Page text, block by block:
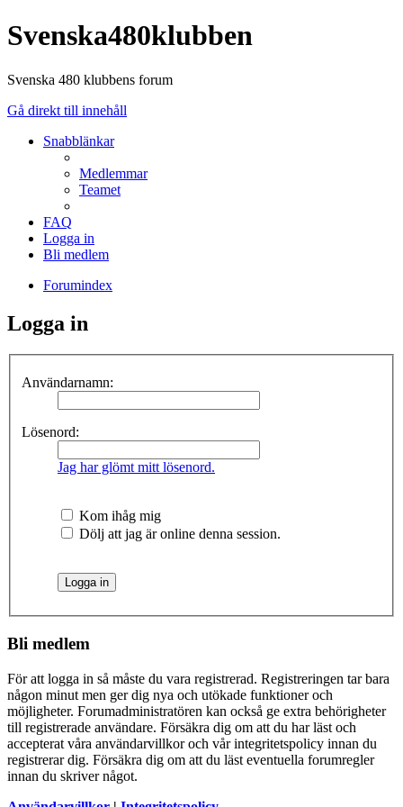
Svenska480klubben
Svenska 480 klubbens forum
Gå direkt till innehåll
Snabblänkar
Medlemmar
Teamet
FAQ
Logga in
Bli medlem
Forumindex
Logga in
Användarnamn:
Lösenord:
Jag har glömt mitt lösenord.
Kom ihåg mig
Dölj att jag är online denna session.
Bli medlem
För att logga in så måste du vara registrerad. Registreringen tar bara
någon minut men ger dig nya och utökade funktioner och
möjligheter. Forumadministratören kan också ge extra behörigheter
till registrerade användare. Försäkra dig om att du har läst och
accepterat våra användarvillkor och vår integritetspolicy innan du
registrerar dig. Försäkra dig om att du läst eventuella forumregler
innan du skriver något.